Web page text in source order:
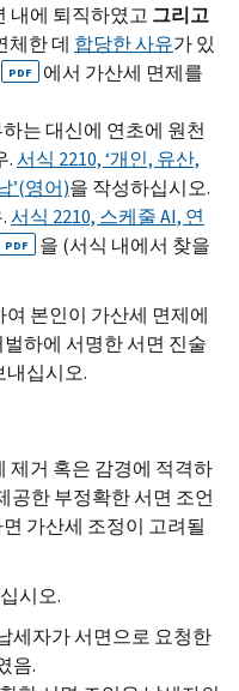
내에 퇴직하였고 그리고
체한 데 합당한 사유가 있
PDF
에서 가산세 면제를
는 대신에 연초에 원천
.서식 2210, ‘개인, 유산,
’(영어)을 작성하십시오.
서식 2210, 스케줄AI, 연
PDF
을 (서식 내에서 찾을
본인이 가산세 면제에
하에 서명한 서면 진술
내십시오.
제거 혹은 감경에 적격하
공한 부정확한 서면 조언
가산세 조정이 고려될
시오.
세자가 서면으로 요청한
음.